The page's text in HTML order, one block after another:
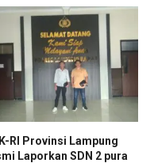
RI Provinsi Lampung
Laporkan SDN 2 pura